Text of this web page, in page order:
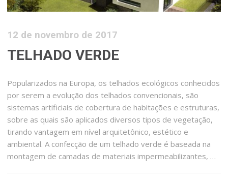
12 de novembro de 2017
TELHADO VERDE
Popularizados na Europa, os telhados ecológicos conhecidos
por serem a evolução dos telhados convencionais, são
sistemas artificiais de cobertura de habitações e estruturas,
sobre as quais são aplicados diversos tipos de vegetação,
tirando vantagem em nível arquitetônico, estético e
ambiental. A confecção de um telhado verde é baseada na
montagem de camadas de materiais impermeabilizantes, …